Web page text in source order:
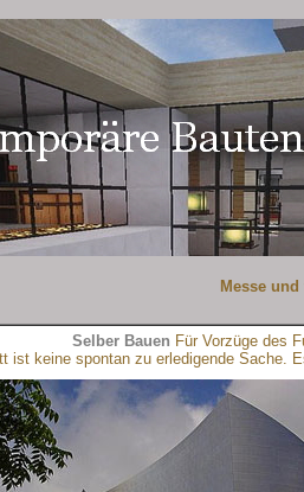
Messe
Selber Bauen Für Vorzüge des
ist keine spontan zu erledigende Sache.